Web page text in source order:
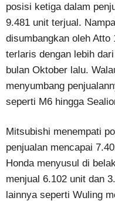
posisi ketiga dalam
9.481 unit terjual.
disumbangkan oleh
terlaris dengan lebih
bulan Oktober lalu.
menyumbang
seperti M6 hingga
Mitsubishi menempati
penjualan mencapai
Honda menyusul di
menjual 6.102 unit dan
lainnya seperti Wuling